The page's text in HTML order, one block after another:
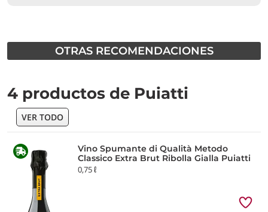
OTRAS RECOMENDACIONES
4 productos de Puiatti
VER TODO
Vino Spumante di Qualità Metodo
Classico Extra Brut Ribolla Gialla Puiatti
0,75 ℓ